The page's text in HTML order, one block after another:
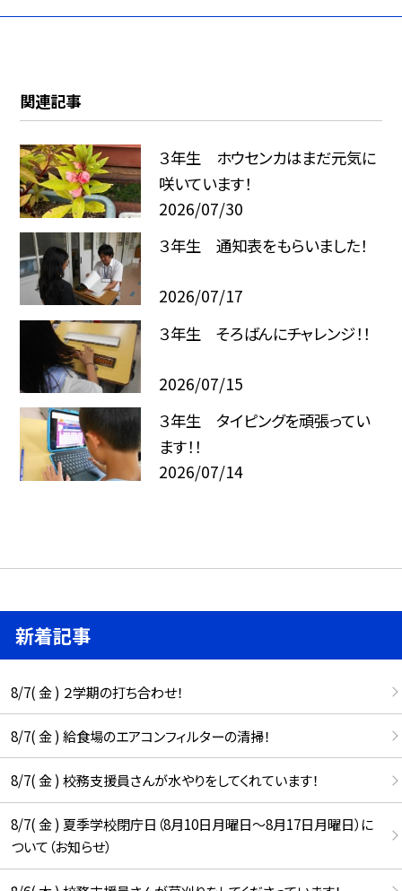
関連記事
３年生 ホウセンカはまだ元気に
咲いています！
2026/07/30
３年生 通知表をもらいました！
2026/07/17
３年生 そろばんにチャレンジ！！
2026/07/15
３年生 タイピングを頑張ってい
ます！！
2026/07/14
新着記事
8/7( 金 ) ２学期の打ち合わせ！
8/7( 金 ) 給食場のエアコンフィルターの清掃！
8/7( 金 ) 校務支援員さんが水やりをしてくれています！
8/7( 金 ) 夏季学校閉庁日（8月10日月曜日～8月17日月曜日）に
ついて（お知らせ）